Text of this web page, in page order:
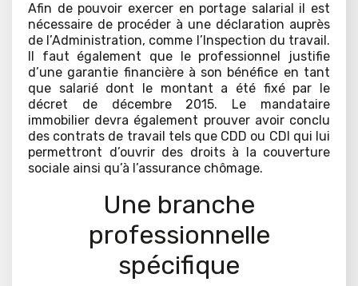
Afin de pouvoir exercer en portage salarial il est
nécessaire de procéder à une déclaration auprès
de l’Administration, comme l’Inspection du travail.
Il faut également que le professionnel justifie
d’une garantie financière à son bénéfice en tant
que salarié dont le montant a été fixé par le
décret de décembre 2015. Le mandataire
immobilier devra également prouver avoir conclu
des contrats de travail tels que CDD ou CDI qui lui
permettront d’ouvrir des droits à la couverture
sociale ainsi qu’à l’assurance chômage.
Une branche
professionnelle
spécifique